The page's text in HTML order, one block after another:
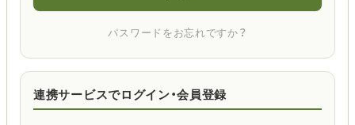
パスワードをお忘れですか？
連携サービスでログイン・会員登録